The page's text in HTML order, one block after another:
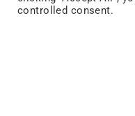
controlled consent.